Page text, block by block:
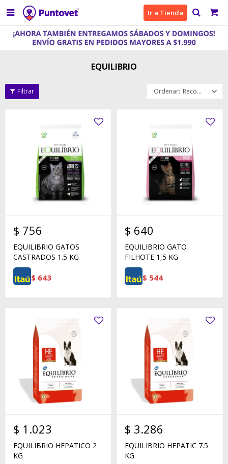
 Ir a Tienda
EQUILIBRIO
Recomendados
$ 756
EQUILIBRIO GATOS
CASTRADOS 1.5 KG
$ 643
$ 640
EQUILIBRIO GATO
FILHOTE 1,5 KG
$ 544
$ 1.023
EQUILIBRIO HEPATICO 2
KG
$ 3.286
EQUILIBRIO HEPATIC 7.5
KG